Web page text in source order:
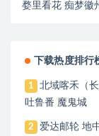
婺里看花 痴梦徽
下载热度排行
1
北域喀禾（
吐鲁番 魔鬼城
2 爱达邮轮 地